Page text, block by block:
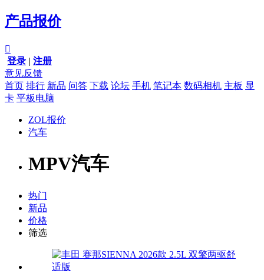
产品报价

登录 | 注册
意见反馈
首页 排行 新品 问答 下载 论坛 手机 笔记本 数码相机 主板 显
卡 平板电脑
ZOL报价
汽车
MPV汽车
热门
新品
价格
筛选